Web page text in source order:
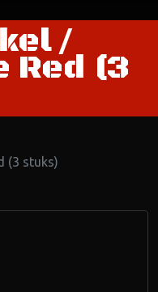
/
Red (3
(3 stuks)